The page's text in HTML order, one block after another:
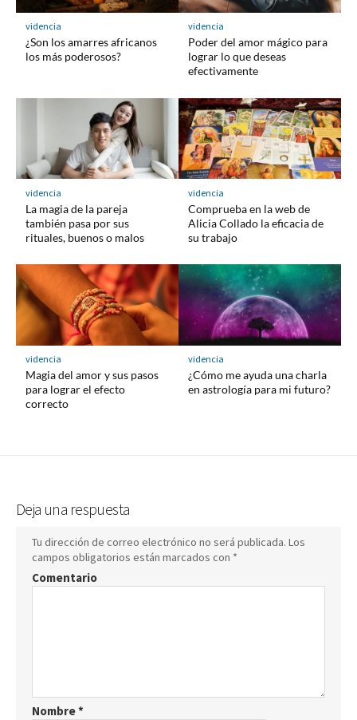
videncia
¿Son los amarres africanos
los más poderosos?
videncia
Poder del amor mágico para
lograr lo que deseas
efectivamente
videncia
La magia de la pareja
también pasa por sus
rituales, buenos o malos
videncia
Comprueba en la web de
Alicia Collado la eficacia de
su trabajo
videncia
Magia del amor y sus pasos
para lograr el efecto
correcto
videncia
¿Cómo me ayuda una charla
en astrología para mi futuro?
Deja una respuesta
Tu dirección de correo electrónico no será publicada. Los
campos obligatorios están marcados con *
Comentario
Nombre*